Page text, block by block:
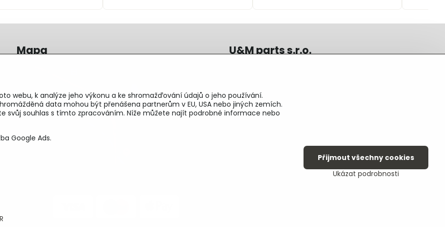
Mapa U&M parts s.r.o.
IČ 25930184
DIČ CZ25930184
ču.2500391705/2010
webu, k analýze jeho výkonu a ke shromažďování údajů o jeho používání.
data mohou být přenášena partnerům v EU, USA nebo jiných zemích.
svůj souhlas s tímto zpracováním. Níže můžete najít podrobné informace nebo
Google Ads.
Ukázat podrobnosti
Přijmout všechny cookies